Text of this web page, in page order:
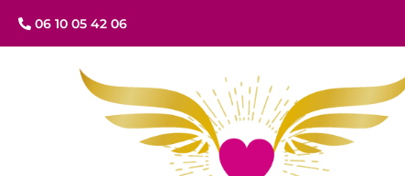
06 10 05 42 06